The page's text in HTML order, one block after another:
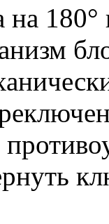
180°